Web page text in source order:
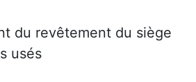
du revêtement du siège
usés